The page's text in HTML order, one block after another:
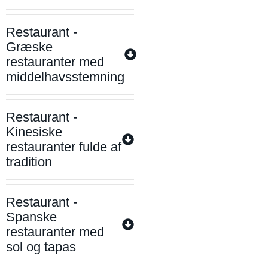
Restaurant -
Græske
restauranter med
middelhavsstemning
Restaurant -
Kinesiske
restauranter fulde af
tradition
Restaurant -
Spanske
restauranter med
sol og tapas